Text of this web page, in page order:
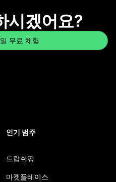
시겠어요?
무료 체험
인기 범주
드랍쉬핑
마켓플레이스